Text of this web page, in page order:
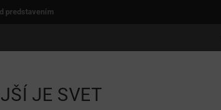
predstavením
JE SVET